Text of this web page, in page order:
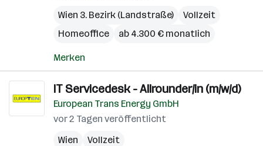
Wien 3. Bezirk (Landstraße)
Vollzeit
Homeoffice
ab 4.300 € monatlich
Merken
IT Servicedesk - Allrounder/in (m/w/d)
European Trans Energy GmbH
vor 2 Tagen veröffentlicht
Wien
Vollzeit